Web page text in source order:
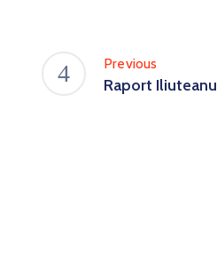
Previous
Raport Iliuteanu